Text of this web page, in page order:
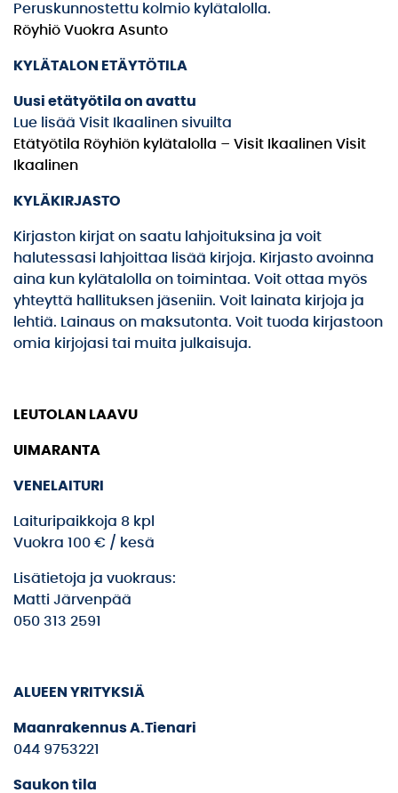
Peruskunnostettu kolmio kylätalolla.
Röyhiö Vuokra Asunto
KYLÄTALON ETÄYTÖTILA
Uusi etätyötila on avattu
Lue lisää Visit Ikaalinen sivuilta
Etätyötila Röyhiön kylätalolla – Visit Ikaalinen Visit
Ikaalinen
KYLÄKIRJASTO
Kirjaston kirjat on saatu lahjoituksina ja voit
halutessasi lahjoittaa lisää kirjoja. Kirjasto avoinna
aina kun kylätalolla on toimintaa. Voit ottaa myös
yhteyttä hallituksen jäseniin. Voit lainata kirjoja ja
lehtiä. Lainaus on maksutonta. Voit tuoda kirjastoon
omia kirjojasi tai muita julkaisuja.
LEUTOLAN LAAVU
UIMARANTA
VENELAITURI
Laituripaikkoja 8 kpl
Vuokra 100 € / kesä
Lisätietoja ja vuokraus:
Matti Järvenpää
050 313 2591
ALUEEN YRITYKSIÄ
Maanrakennus A.Tienari
044 9753221
Saukon tila